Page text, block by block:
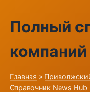
Полный
компаний
Главная »
Справочник News Hub